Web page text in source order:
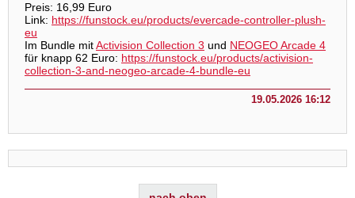
Preis: 16,99 Euro
Link: https://funstock.eu/products/evercade-controller-plush-
eu
Im Bundle mitActivision Collection 3 und NEOGEO Arcade 4
für knapp 62 Euro: https://funstock.eu/products/activision-
collection-3-and-neogeo-arcade-4-bundle-eu
19.05.2026 16:12